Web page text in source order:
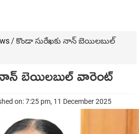
/ కొండా సురేఖకు నాన్ బెయిలబుల్
బెయిలబుల్ వారెంట్
on: 7:25 pm, 11 December 2025